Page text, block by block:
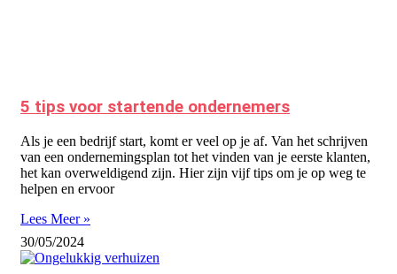
5 tips voor startende ondernemers
Als je een bedrijf start, komt er veel op je af. Van het schrijven
van een ondernemingsplan tot het vinden van je eerste klanten,
het kan overweldigend zijn. Hier zijn vijf tips om je op weg te
helpen en ervoor
Lees Meer »
30/05/2024